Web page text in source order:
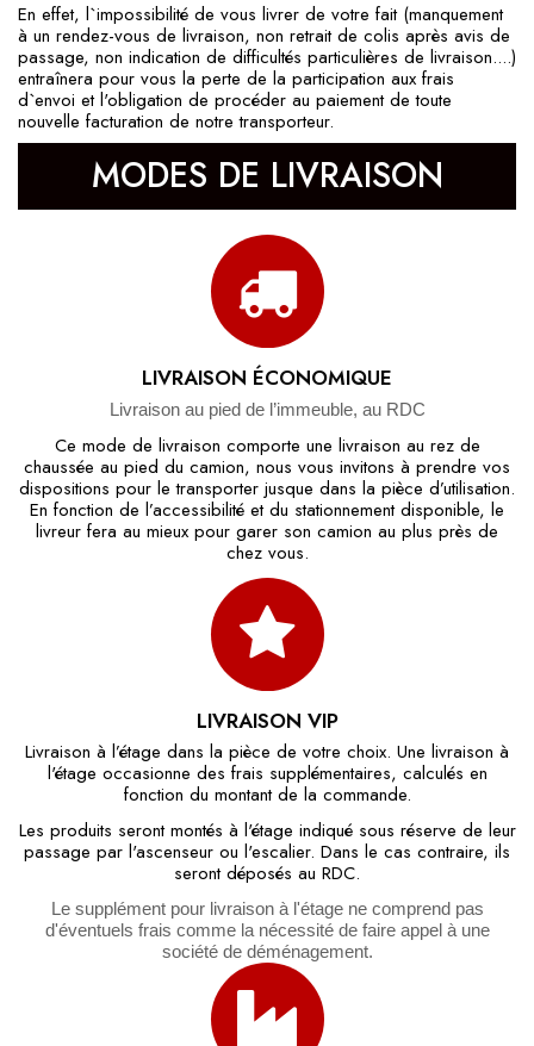
En effet, l`impossibilité de vous livrer de votre fait (manquement
à un rendez-vous de livraison, non retrait de colis après avis de
passage, non indication de difficultés particulières de livraison....)
entraînera pour vous la perte de la participation aux frais
d`envoi et l'obligation de procéder au paiement de toute
nouvelle facturation de notre transporteur.
MODES DE LIVRAISON
LIVRAISON ÉCONOMIQUE
Livraison au pied de l’immeuble, au RDC
Ce mode de livraison comporte une livraison au rez de
chaussée au pied du camion, nous vous invitons à prendre vos
dispositions pour le transporter jusque dans la pièce d’utilisation.
En fonction de l’accessibilité et du stationnement disponible, le
livreur fera au mieux pour garer son camion au plus près de
chez vous.
LIVRAISON VIP
Livraison à l’étage dans la pièce de votre choix. Une livraison à
l'étage occasionne des frais supplémentaires, calculés en
fonction du montant de la commande.
Les produits seront montés à l'étage indiqué sous réserve de leur
passage par l'ascenseur ou l'escalier. Dans le cas contraire, ils
seront déposés au RDC.
Le supplément pour livraison à l'étage ne comprend pas
d'éventuels frais comme la nécessité de faire appel à une
société de déménagement.